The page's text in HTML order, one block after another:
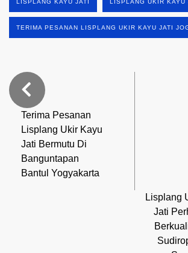
LISPLANG KAYU JATI LISPLANG UKIR KAYU
TERIMA PESANAN LISPLANG UKIR KAYU JATI
Terima Pesanan
Lisplang Ukir Kayu
Jati Bermutu Di
Banguntapan
Bantul Yogyakarta
Lisplang
Jati